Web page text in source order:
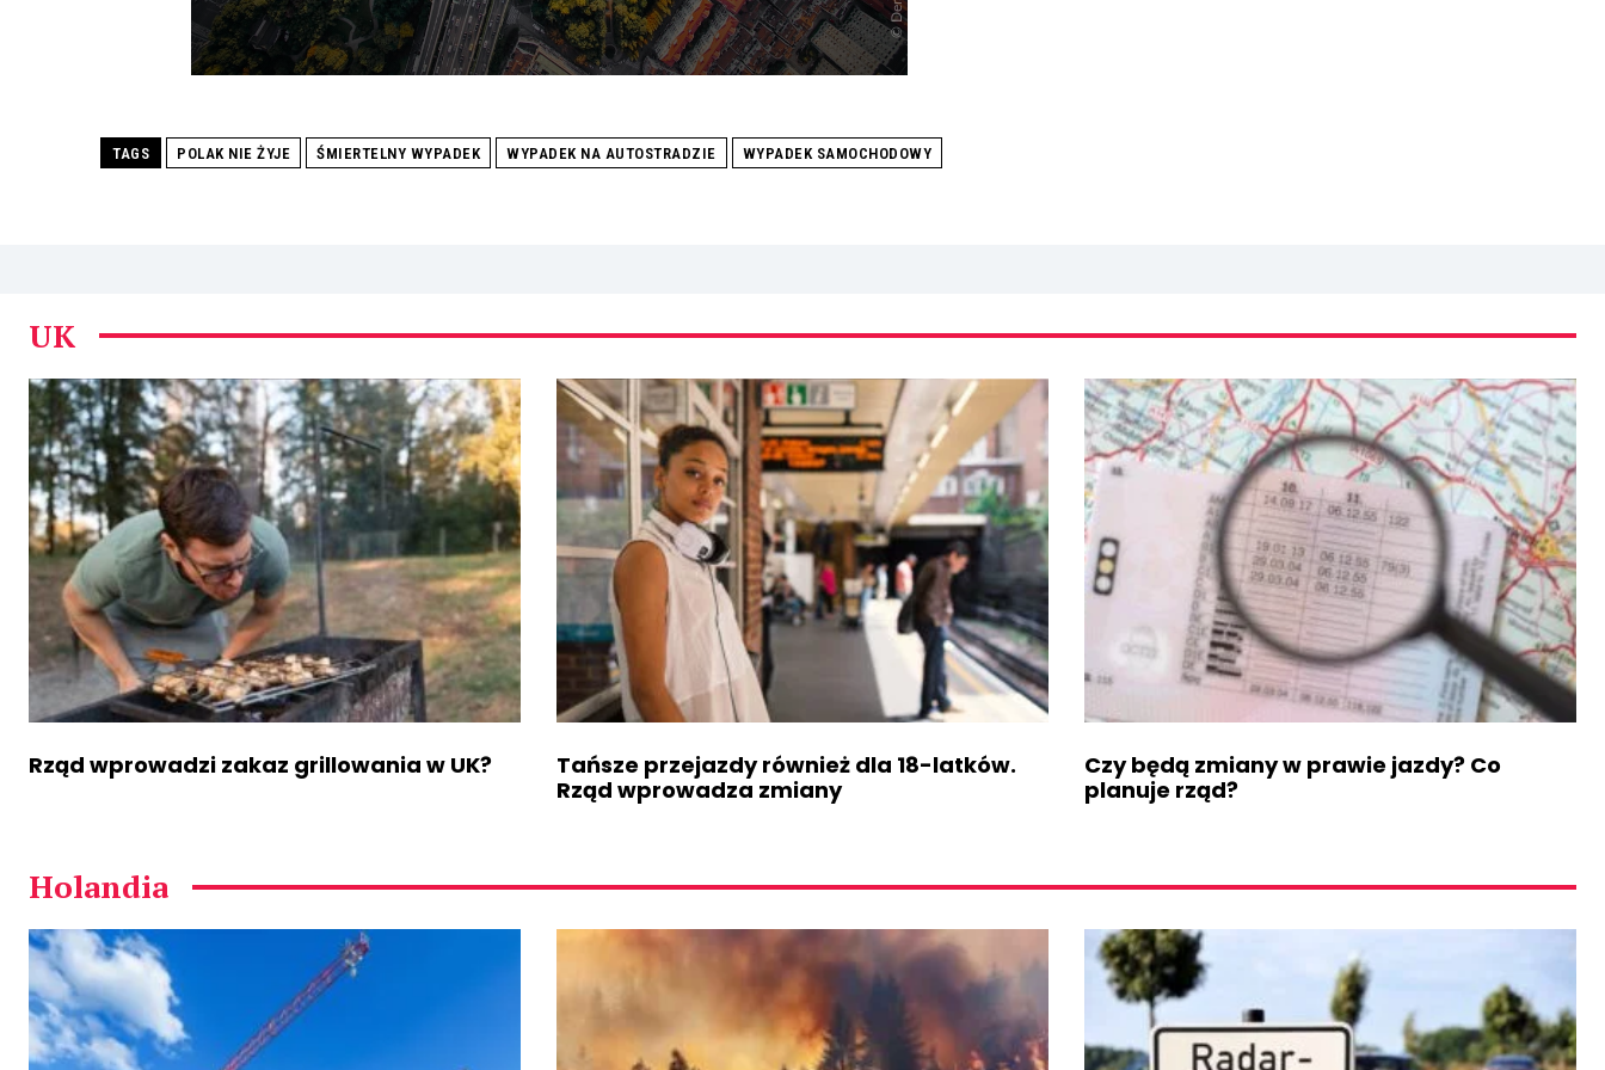
TAGS POLAK NIE ŻYJE ŚMIERTELNY WYPADEK WYPADEK NA AUTOSTRADZIE WYPADEK SAMOCHODOWY
UK
Rząd wprowadzi zakaz grillowania w UK?
Tańsze przejazdy również dla 18-latków.
Rząd wprowadza zmiany
Czy będą zmiany w prawie jazdy? Co
planuje rząd?
Holandia